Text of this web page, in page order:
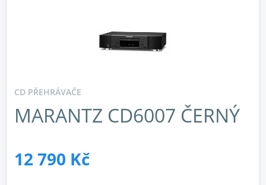
CD PŘEHRÁVAČE
MARANTZ CD6007 ČERNÝ
12 790 Kč